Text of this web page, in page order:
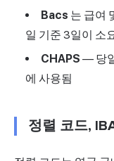
Bacs 는 급여
일 기준 3일이 소
CHAPS — 당
에 사용됨
정렬 코드,